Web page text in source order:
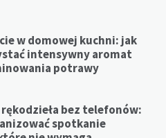
w domowej kuchni: jak
intensywny aromat
potrawy
bez telefonów:
spotkanie